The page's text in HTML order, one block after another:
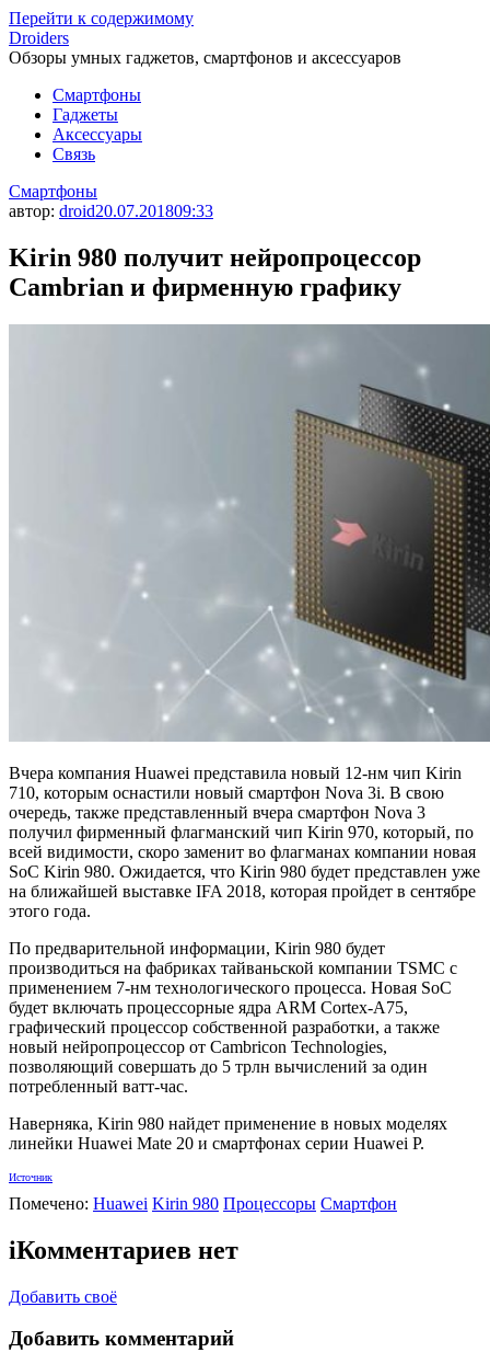
Перейти к содержимому
Droiders
Обзоры умных гаджетов, смартфонов и аксессуаров
Смартфоны
Гаджеты
Аксессуары
Связь
Смартфоны
автор: droid20.07.201809:33
Kirin 980 получит нейропроцессор
Cambrian и фирменную графику
Вчера компания Huawei представила новый 12-нм чип Kirin
710, которым оснастили новый смартфон Nova 3i. В свою
очередь, также представленный вчера смартфон Nova 3
получил фирменный флагманский чип Kirin 970, который, по
всей видимости, скоро заменит во флагманах компании новая
SoC Kirin 980. Ожидается, что Kirin 980 будет представлен уже
на ближайшей выставке IFA 2018, которая пройдет в сентябре
этого года.
По предварительной информации, Kirin 980 будет
производиться на фабриках тайваньской компании TSMC с
применением 7-нм технологического процесса. Новая SoC
будет включать процессорные ядра ARM Cortex-A75,
графический процессор собственной разработки, а также
новый нейропроцессор от Cambricon Technologies,
позволяющий совершать до 5 трлн вычислений за один
потребленный ватт-час.
Наверняка, Kirin 980 найдет применение в новых моделях
линейки Huawei Mate 20 и смартфонах серии Huawei P.
Источник
Помечено: Huawei Kirin 980 Процессоры Смартфон
iКомментариев нет
Добавить своё
Добавить комментарий